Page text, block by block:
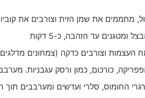
מחממים את שמן הזית וצורבים את
ומטגנים עד הזהבה, כ-5 דקות
העצמות וצורבים כדקה (צמחונים
כורכום, כמון ורסק עגבניות.
החומוס, סלרי ועדשים ומערבבים תוך